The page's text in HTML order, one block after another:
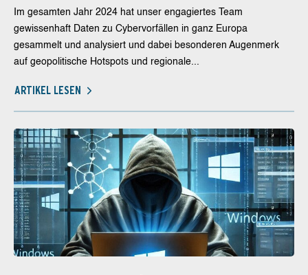
Im gesamten Jahr 2024 hat unser engagiertes Team
gewissenhaft Daten zu Cybervorfällen in ganz Europa
gesammelt und analysiert und dabei besonderen Augenmerk
auf geopolitische Hotspots und regionale...
ARTIKEL LESEN